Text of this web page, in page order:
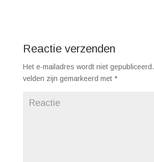
Reactie verzenden
Het e-mailadres wordt niet gepubliceerd.
velden zijn gemarkeerd met *